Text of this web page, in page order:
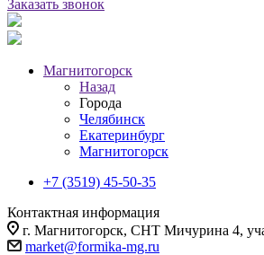
Заказать звонок
Магнитогорск
Назад
Города
Челябинск
Екатеринбург
Магнитогорск
+7 (3519) 45-50-35
Контактная информация
г. Магнитогорск, СНТ Мичурина 4,
market@formika-mg.ru